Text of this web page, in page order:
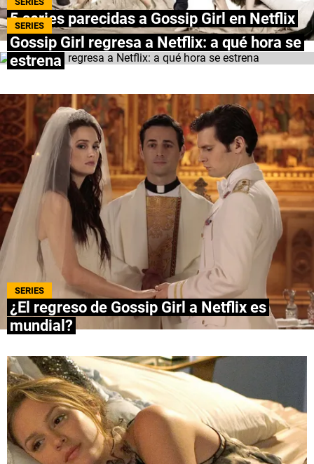
NETFLIX
PRIME VIDEO
MÚSICA
CELEBRITIES
PASATIEMPOS
INFLUENCERS
SPOILER US
QUIENES SOMOS | STAFF | CONTACTO |
Escribe en Spoiler
Términos y Condiciones
Políticas de Privacidad
Política Editorial
Ad Choices
5 series parecidas a Gossip Girl en Netflix
SERIES
Gossip Girl regresa a Netflix: a qué hora se
estrena
SERIES
¿El regreso de Gossip Girl a Netflix es
mundial?